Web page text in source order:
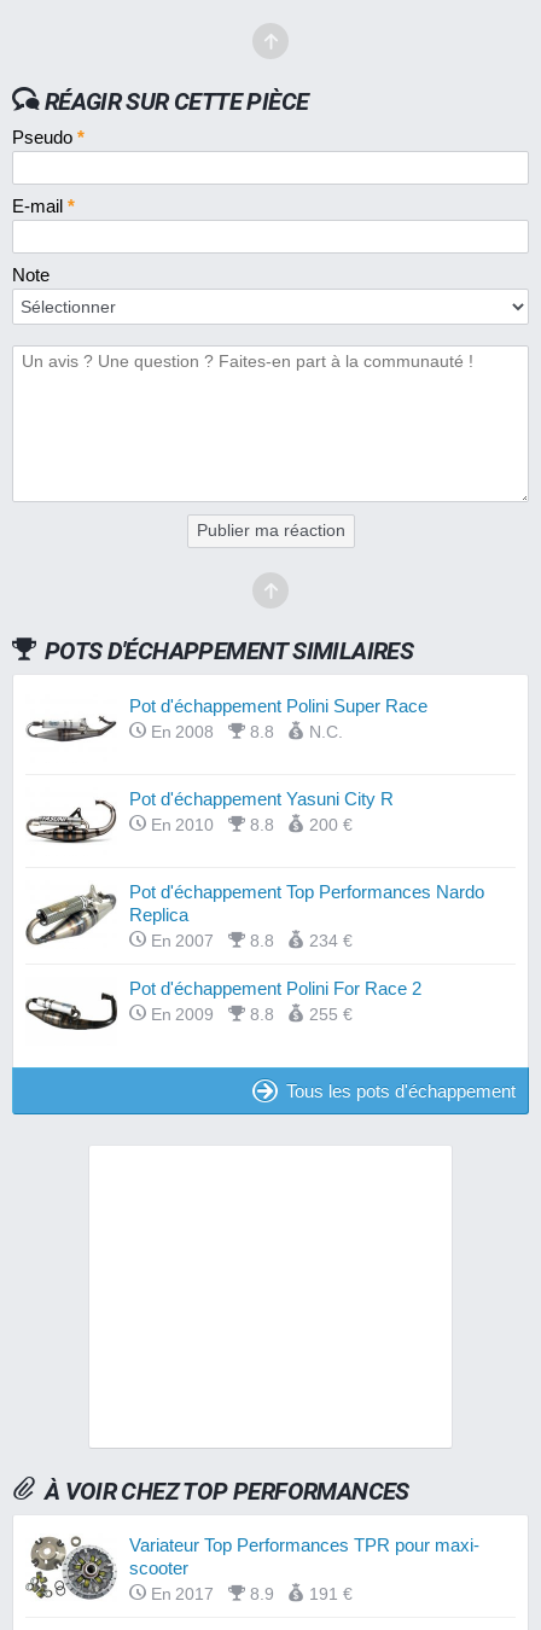
RÉAGIR SUR CETTE PIÈCE
Pseudo *
E-mail *
Note
Publier ma réaction
POTS D'ÉCHAPPEMENT SIMILAIRES
Pot d'échappement Polini Super Race
En 2008 8.8 N.C.
Pot d'échappement Yasuni City R
En 2010 8.8 200 €
Pot d'échappement Top Performances Nardo
Replica
En 2007 8.8 234 €
Pot d'échappement Polini For Race 2
En 2009 8.8 255 €
Tous les pots d'échappement
À VOIR CHEZ TOP PERFORMANCES
Variateur Top Performances TPR pour maxi-
scooter
En 2017 8.9 191 €